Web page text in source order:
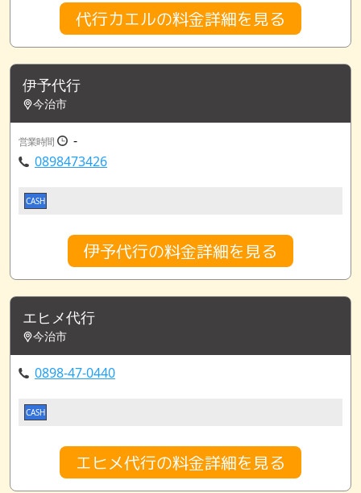
代行カエルの料金詳細を見る
伊予代行
今治市
営業時間
-
0898473426
CASH
伊予代行の料金詳細を見る
エヒメ代行
今治市
0898-47-0440
CASH
エヒメ代行の料金詳細を見る